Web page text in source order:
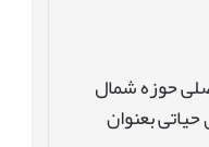
حوزه شمال
بعنوان